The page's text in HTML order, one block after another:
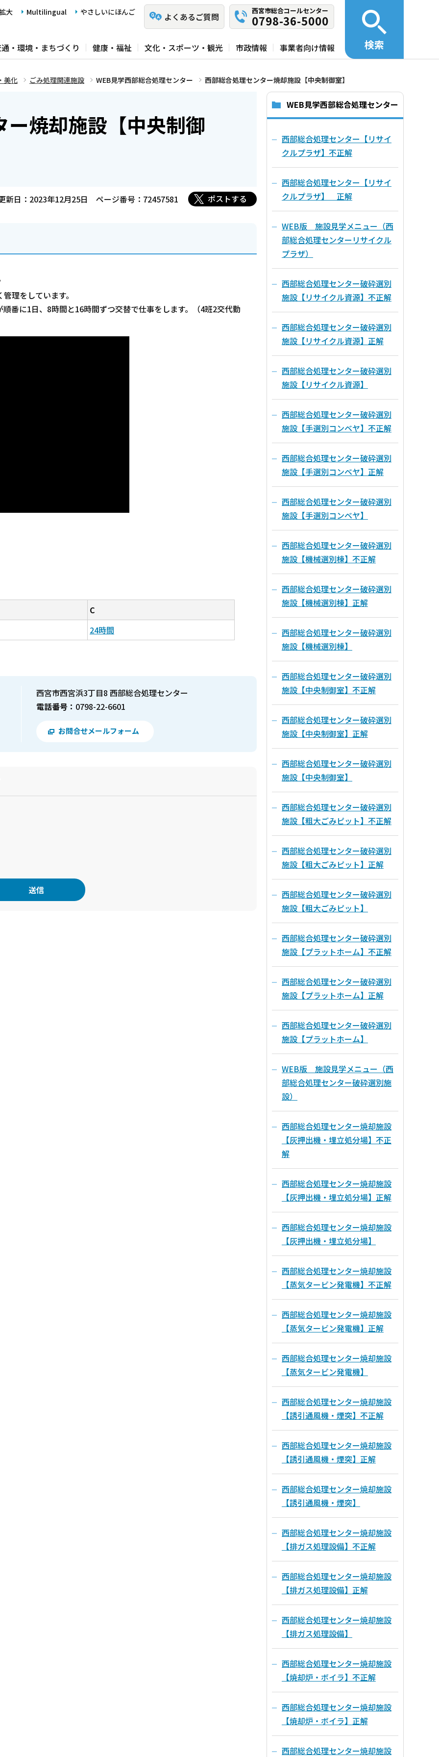
大 Multilingual やさしいにほんご よくあるご質問
西宮市総合コールセンター
0798-36-5000
・環境・まちづくり 健康・福祉 文化・スポーツ・観光 市政情報 事業者向け情報 検索
美化 ごみ処理関連施設 WEB見学西部総合処理センター 西部総合処理センター焼却施設【中央制御室】
焼却施設【中央制御
新日：2023年12月25日 ページ番号：72457581 ポストする
理をしています。
番に1日、8時間と16時間ずつ交替で仕事をします。（4班2交代勤
C
24時間
西宮市西宮浜3丁目8 西部総合処理センター
電話番号： 0798-22-6601
お問合せメールフォーム
WEB見学西部総合処理センター
西部総合処理センター【リサイ
クルプラザ】不正解
西部総合処理センター【リサイ
クルプラザ】 正解
WEB版 施設見学メニュー（西
部総合処理センターリサイクル
プラザ）
西部総合処理センター破砕選別
施設【リサイクル資源】不正解
西部総合処理センター破砕選別
施設【リサイクル資源】正解
西部総合処理センター破砕選別
施設【リサイクル資源】
西部総合処理センター破砕選別
施設【手選別コンベヤ】不正解
西部総合処理センター破砕選別
施設【手選別コンベヤ】正解
西部総合処理センター破砕選別
施設【手選別コンベヤ】
西部総合処理センター破砕選別
施設【機械選別棟】不正解
西部総合処理センター破砕選別
施設【機械選別棟】正解
西部総合処理センター破砕選別
施設【機械選別棟】
西部総合処理センター破砕選別
施設【中央制御室】不正解
西部総合処理センター破砕選別
施設【中央制御室】正解
西部総合処理センター破砕選別
施設【中央制御室】
西部総合処理センター破砕選別
施設【粗大ごみピット】不正解
西部総合処理センター破砕選別
施設【粗大ごみピット】正解
西部総合処理センター破砕選別
施設【粗大ごみピット】
西部総合処理センター破砕選別
施設【プラットホーム】不正解
西部総合処理センター破砕選別
施設【プラットホーム】正解
西部総合処理センター破砕選別
施設【プラットホーム】
WEB版 施設見学メニュー（西
部総合処理センター破砕選別施
設）
西部総合処理センター焼却施設
【灰押出機・埋立処分場】不正
解
西部総合処理センター焼却施設
【灰押出機・埋立処分場】正解
西部総合処理センター焼却施設
【灰押出機・埋立処分場】
西部総合処理センター焼却施設
【蒸気タービン発電機】不正解
西部総合処理センター焼却施設
【蒸気タービン発電機】正解
西部総合処理センター焼却施設
【蒸気タービン発電機】
西部総合処理センター焼却施設
【誘引通風機・煙突】不正解
西部総合処理センター焼却施設
【誘引通風機・煙突】正解
西部総合処理センター焼却施設
【誘引通風機・煙突】
西部総合処理センター焼却施設
【排ガス処理設備】不正解
西部総合処理センター焼却施設
【排ガス処理設備】正解
西部総合処理センター焼却施設
【排ガス処理設備】
西部総合処理センター焼却施設
【焼却炉・ボイラ】不正解
西部総合処理センター焼却施設
【焼却炉・ボイラ】正解
西部総合処理センター焼却施設